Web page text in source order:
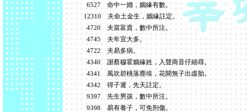
6527 命中一婚，姻緣有數。
12310 夫命土金生，姻緣註定。
4720 夫當富貴，數中所注。
4745 夫年宜大多。
4722 夫易多病。
4340 謝蔡穆霍姻緣姓，入聲商音仔細尋。
4341 風吹碧桃落塵埃，花開無子出虛胎。
4342 得子遲，先天註定。
9397 先生男孩，數中所注。
9398 易有養子，可免刑傷。